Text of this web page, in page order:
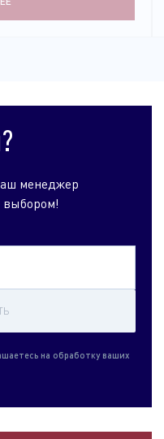
менеджер
выбором!
на обработку ваших